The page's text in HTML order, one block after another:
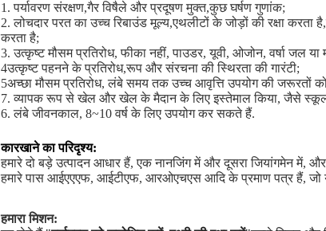
1. पर्यावरण संरक्षण,गैर विषैले और प्रदूषण मुक्त,कुछ घर्षण गुणांक;
2. लोचदार परत का उच्च रिबाउंड मूल्य,एथलीटों के जोड़ों की रक्षा
करता है;
3. उत्कृष्ट मौसम प्रतिरोध, फीका नहीं, पाउडर, यूवी, ओजोन, वर्षा जल
4उत्कृष्ट पहनने के प्रतिरोध,रूप और संरचना की स्थिरता की गारंटी;
5अच्छा मौसम प्रतिरोध, लंबे समय तक उच्च आवृत्ति उपयोग की जरूरतों
7. व्यापक रूप से खेल और खेल के मैदान के लिए इस्तेमाल किया, जैसे
6. लंबे जीवनकाल, 8~10 वर्ष के लिए उपयोग कर सकते हैं.
कारखाने का परिदृश्य:
हमारे दो बड़े उत्पादन आधार हैं, एक नानजिंग में और दूसरा जियांगमेन में,
हमारे पास आईएएएफ, आईटीएफ, आरओएचएस आदि के प्रमाण पत्र हैं, जो
हमारा मिशन: